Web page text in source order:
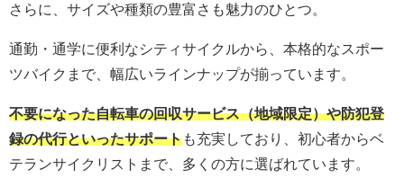
さらに、サイズや種類の豊富さも魅力のひとつ。
通勤・通学に便利なシティサイクルから、本格的なスポー
ツバイクまで、幅広いラインナップが揃っています。
不要になった自転車の回収サービス（地域限定）や防犯登
録の代行といったサポートも充実しており、初心者からベ
テランサイクリストまで、多くの方に選ばれています。